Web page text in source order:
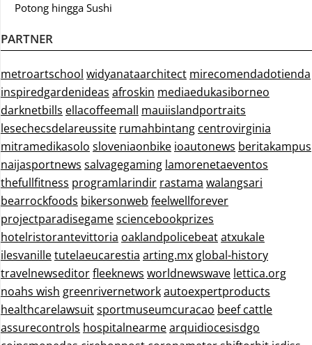
Potong hingga Sushi
PARTNER
metroartschool widyanataarchitect mirecomendadotienda
inspiredgardenideas afroskin mediaedukasiborneo
darknetbills ellacoffeemall mauiislandportraits
lesechecsdelareussite rumahbintang centrovirginia
mitramedikasolo sloveniaonbike ioautonews beritakampus
naijasportnews salvagegaming lamorenetaeventos
thefullfitness programlarindir rastama walangsari
bearrockfoods bikersonweb feelwellforever
projectparadisegamesciencebookprizes
hotelristorantevittoria oaklandpolicebeatatxukale
ilesvanilletutelaeucarestia arting.mx global-history
travelnewseditorfleeknews worldnewswave lettica.org
noahs wish greenrivernetworkautoexpertproducts
healthcarelawsuitsportmuseumcuracao beef cattle
assurecontrols hospitalnearmearquidiocesisdgo